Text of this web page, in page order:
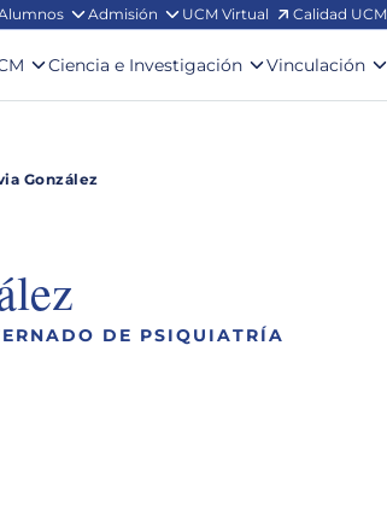
Admisión UCM Virtual Calidad UCM
Ciencia e Investigación Vinculación
González
DE PSIQUIATRÍA